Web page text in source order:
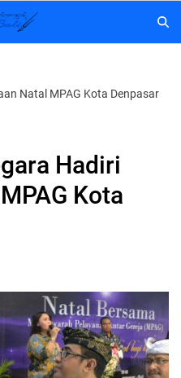
Natal MPAG Kota Denpasar
Hadiri
Kota